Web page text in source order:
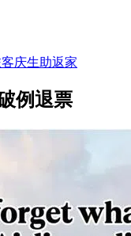
庆生助返家
例退票